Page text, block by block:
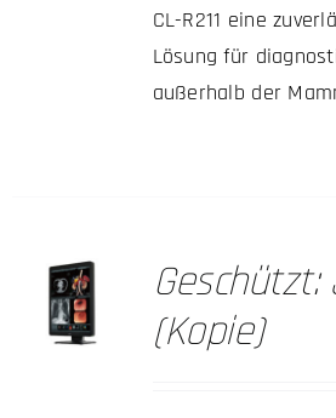
CL-R211 eine
Lösung für
außerhalb der
Geschützt:
(Kopie)